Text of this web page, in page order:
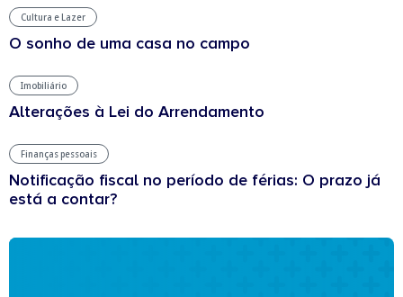
Cultura e Lazer
O sonho de uma casa no campo
Imobiliário
Alterações à Lei do Arrendamento
Finanças pessoais
Notificação fiscal no período de férias: O prazo já
está a contar?